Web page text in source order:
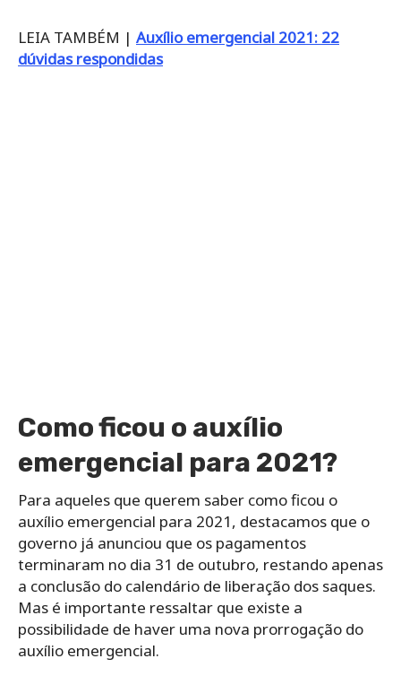
LEIA TAMBÉM | Auxílio emergencial 2021: 22
dúvidas respondidas
Como ficou o auxílio
emergencial para 2021?
Para aqueles que querem saber como ficou o
auxílio emergencial para 2021, destacamos que o
governo já anunciou que os pagamentos
terminaram no dia 31 de outubro, restando apenas
a conclusão do calendário de liberação dos saques.
Mas é importante ressaltar que existe a
possibilidade de haver uma nova prorrogação do
auxílio emergencial.